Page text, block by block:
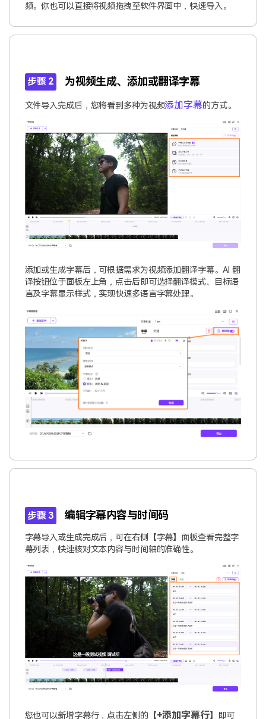
频。你也可以直接将视频拖拽至软件界面中，快速导入。
步骤 2 为视频生成、添加或翻译字幕
文件导入完成后，您将看到多种为视频添加字幕的方式。
添加或生成字幕后，可根据需求为视频添加翻译字幕。AI 翻
译按钮位于面板左上角，点击后即可选择翻译模式、目标语
言及字幕显示样式，实现快速多语言字幕处理。
步骤 3 编辑字幕内容与时间码
字幕导入或生成完成后，可在右侧【字幕】面板查看完整字
幕列表，快速核对文本内容与时间轴的准确性。
您也可以新增字幕行，点击左侧的【+添加字幕行】即可